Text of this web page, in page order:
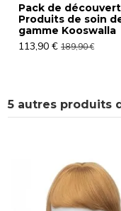
Pack de
Produits de soin
gamme Kooswalla
113,90 € 189,90 €
5 autres produits